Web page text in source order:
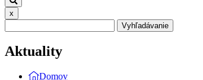
x
Vyhľadávanie
Aktuality
Domov